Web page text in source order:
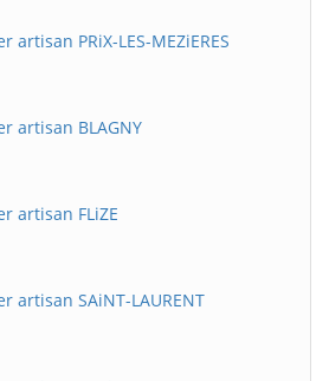
artisan PRiX-LES-MEZiERES
artisan BLAGNY
artisan FLiZE
artisan SAiNT-LAURENT